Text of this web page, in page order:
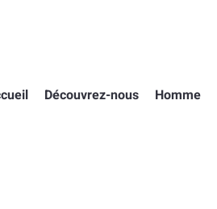
Découvrez-nous Homme